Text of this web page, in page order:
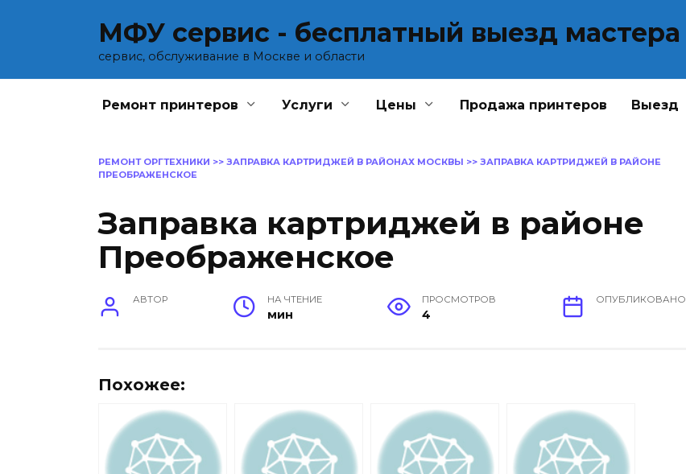
МФУ сервис - бесплатный выезд мастера
сервис, обслуживание в Москве и области
Ремонт принтеров Услуги Цены Продажа принтеров Выезд
РЕМОНТ ОРГТЕХНИКИ >> ЗАПРАВКА КАРТРИДЖЕЙ В РАЙОНАХ МОСКВЫ >> ЗАПРАВКА КАРТРИДЖЕЙ В РАЙОНЕ
ПРЕОБРАЖЕНСКОЕ
Заправка картриджей в районе
Преображенское
АВТОР НА ЧТЕНИЕ
мин
ПРОСМОТРОВ
4
ОПУБЛИКОВАНО
Похожее: